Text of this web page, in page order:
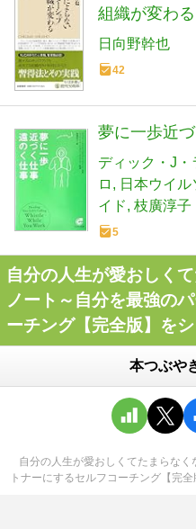
組織が変わ
日向野幹也
42
夢に一歩近
ディック・J・
ロ
日本ウイ
イド 枝廣淳子
5
自分の人生が愛おしく
ノート～自分を最強の
ーチング【完全版】を
本つぶや
自分の人生が愛おしくてたまらな
トナーにするセルフコーチング【完全